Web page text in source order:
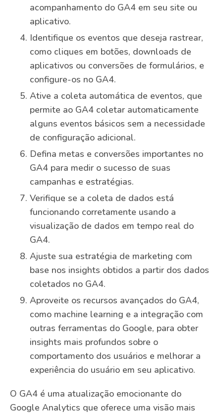
acompanhamento do GA4 em seu site ou
aplicativo.
Identifique os eventos que deseja rastrear,
como cliques em botões, downloads de
aplicativos ou conversões de formulários, e
configure-os no GA4.
Ative a coleta automática de eventos, que
permite ao GA4 coletar automaticamente
alguns eventos básicos sem a necessidade
de configuração adicional.
Defina metas e conversões importantes no
GA4 para medir o sucesso de suas
campanhas e estratégias.
Verifique se a coleta de dados está
funcionando corretamente usando a
visualização de dados em tempo real do
GA4.
Ajuste sua estratégia de marketing com
base nos insights obtidos a partir dos dados
coletados no GA4.
Aproveite os recursos avançados do GA4,
como machine learning e a integração com
outras ferramentas do Google, para obter
insights mais profundos sobre o
comportamento dos usuários e melhorar a
experiência do usuário em seu aplicativo.
O GA4 é uma atualização emocionante do
Google Analytics que oferece uma visão mais